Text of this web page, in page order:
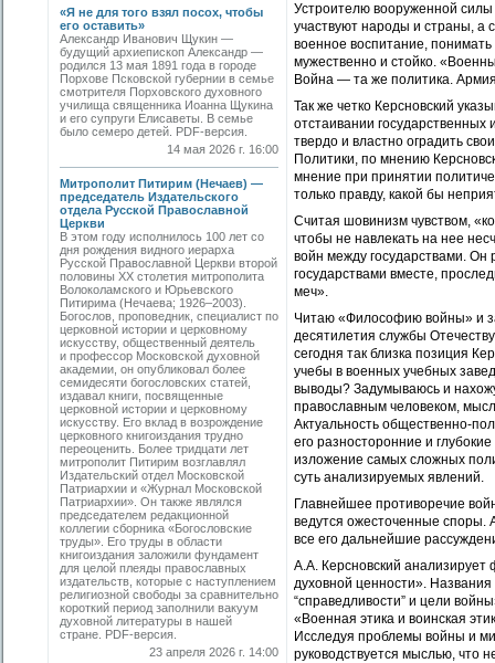
«Я не для того взял посох, чтобы
его оставить»
Александр Иванович Щукин —
будущий архиепископ Александр —
родился 13 мая 1891 года в городе
Порхове Псковской губернии в семье
смотрителя Порховского духовного
училища священника Иоанна Щукина
и его супруги Елисаветы. В семье
было семеро детей. PDF-версия.
14 мая 2026 г. 16:00
Митрополит Питирим (Нечаев) —
председатель Издательского
отдела Русской Православной
Церкви
В этом году исполнилось 100 лет со
дня рождения видного иерарха
Русской Православной Церкви второй
половины XX столетия митрополита
Волоколамского и Юрьевского
Питирима (Нечаева; 1926–2003).
Богослов, проповедник, специалист по
церковной истории и церковному
искусству, общественный деятель
и профессор Московской духовной
академии, он опубликовал более
семидесяти богословских статей,
издавал книги, посвященные
церковной истории и церковному
искусству. Его вклад в возрождение
церковного книгоиздания трудно
переоценить. Более тридцати лет
митрополит Питирим возглавлял
Издательский отдел Московской
Патриархии и «Журнал Московской
Патриархии». Он также являлся
председателем редакционной
коллегии сборника «Богословские
труды». Его труды в области
книгоиздания заложили фундамент
для целой плеяды православных
издательств, которые с наступлением
религиозной свободы за сравнительно
короткий период заполнили вакуум
духовной литературы в нашей
стране. PDF-версия.
23 апреля 2026 г. 14:00
Устроителю вооруженной
участвуют народы и страны, а
военное воспитание,
мужественно и стойко.
Война — та же политика.
Так же четко Керсновский
отстаивании
твердо и властно оградить
Политики, по мнению
мнение при принятии
только правду, какой бы
Считая шовинизм чувством,
чтобы не навлекать на нее
войн между государствами.
государствами вместе,
меч».
Читаю «Философию войны» и
десятилетия службы
сегодня так близка позиция
учебы в военных учебных
выводы? Задумываюсь и
православным человеком,
Актуальность общественно-
его разносторонние и
изложение самых сложных
суть анализируемых явлений.
Главнейшее противоречие
ведутся ожесточенные споры.
все его дальнейшие
А.А. Керсновский
духовной ценности». Названия
“справедливости” и цели
«Военная этика и воинская
Исследуя проблемы войны и
руководствуется мыслью, что